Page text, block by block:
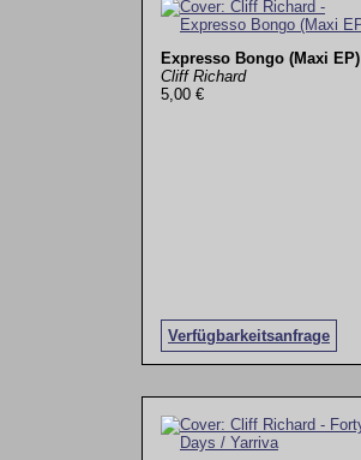
Expresso Bongo (Maxi EP)
Cliff Richard
5,00 €
Verfügbarkeitsanfrage